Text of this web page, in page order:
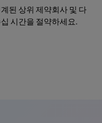
된 상위 제약회사 및 다
시간을 절약하세요.